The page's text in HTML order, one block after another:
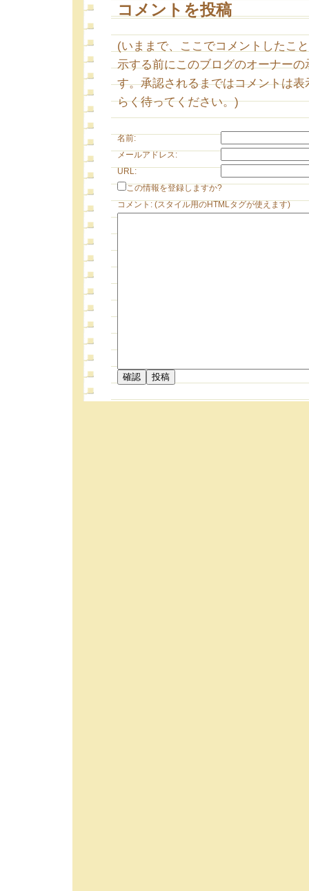
コメントを投稿
(いままで、ここでコメントしたこ
示する前にこのブログのオーナー
す。承認されるまではコメントは
らく待ってください。)
名前:
メールアドレス:
URL:
この情報を登録しますか?
コメント: (スタイル用のHTMLタグが使えます)